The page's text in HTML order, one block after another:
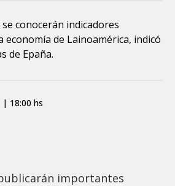
conocerán indicadores
de Lainoamérica, indicó
de Epaña.
| 18:00 hs
importantes